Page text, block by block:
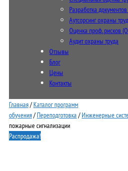
Разработка
Аутсорсинг охраны
Оценка проф. рисков
Аудит охраны труда
Отзывы
Блог
Цены
Контакты
Главная/Каталог программ
обучения/Переподготовка /Инженерные
пожарные сигнализации
Распродажа!